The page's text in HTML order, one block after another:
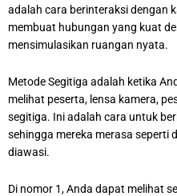
adalah cara berinteraksi dengan
membuat hubungan yang kuat
mensimulasikan ruangan nyata.
Metode Segitiga adalah ketika
melihat peserta, lensa kamera,
segitiga. Ini adalah cara untuk
sehingga mereka merasa seperti
diawasi.
Di nomor 1, Anda dapat melihat